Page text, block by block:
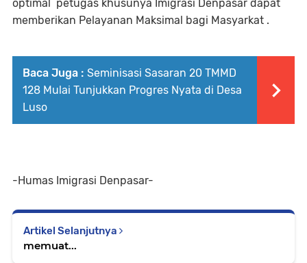
optimal petugas khusunya Imigrasi Denpasar dapat
memberikan Pelayanan Maksimal bagi Masyarkat .
Baca Juga : Seminisasi Sasaran 20 TMMD
128 Mulai Tunjukkan Progres Nyata di Desa
Luso
-Humas Imigrasi Denpasar-
Artikel Selanjutnya
memuat...